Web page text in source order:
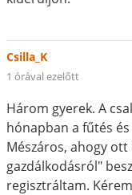
Csilla_K
1 órával ezelőtt
Három gyerek. A
hónapban a fűtés
Mészáros, ahogy
gazdálkodásról"
regisztráltam.